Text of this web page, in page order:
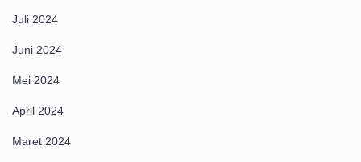
Juli 2024
Juni 2024
Mei 2024
April 2024
Maret 2024